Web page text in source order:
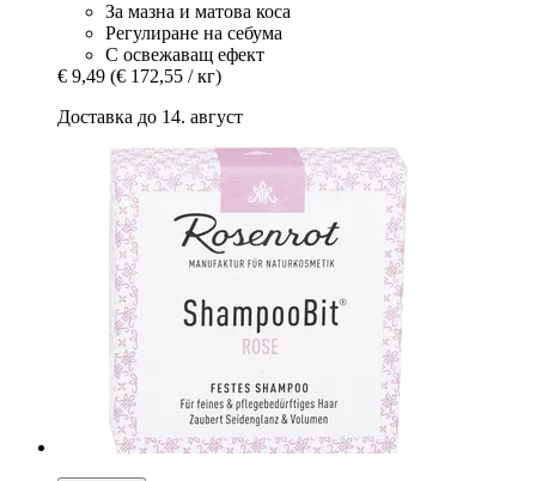
За мазна и матова коса
Регулиране на себума
С освежаващ ефект
€ 9,49 (€ 172,55 / кг)
Доставка до 14. август